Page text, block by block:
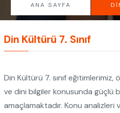
ANA SAYFA
Din Kültürü 7. Sınıf
Din Kültürü 7. sınıf
ve dini bilgiler konusunda güçlü
amaçlamaktadır. Konu analizleri